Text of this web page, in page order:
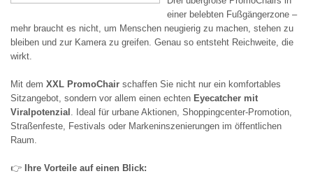
einer belebten Fußgängerzone –
mehr braucht es nicht, um Menschen neugierig zu machen, stehen zu
bleiben und zur Kamera zu greifen. Genau so entsteht Reichweite, die
wirkt.
Mit dem XXL PromoChair schaffen Sie nicht nur ein komfortables
Sitzangebot, sondern vor allem einen echten Eyecatcher mit
Viralpotenzial . Ideal für urbane Aktionen, Shoppingcenter-Promotion,
Straßenfeste, Festivals oder Markeninszenierungen im öffentlichen
Raum.
👉
Ihre Vorteile auf einen Blick: